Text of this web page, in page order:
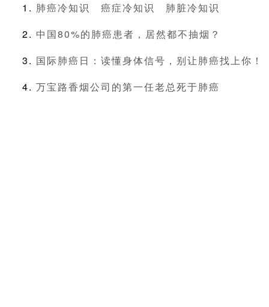
肺癌冷知识 癌症冷知识
肺脏冷知识
中国80%的肺癌患者，居然都不抽烟？
国际肺癌日：读懂身体信号，别让肺癌找上你！
万宝路香烟公司的第一任老总死于肺癌